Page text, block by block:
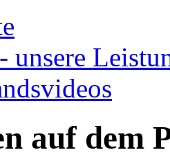
unsere
auf dem